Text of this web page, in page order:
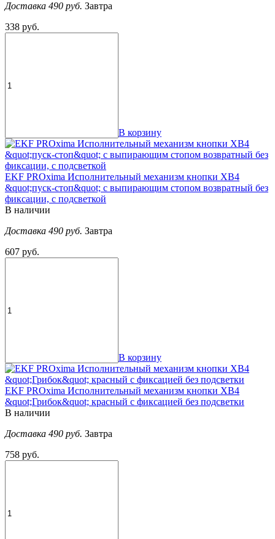
Доставка 490 руб. Завтра
338 руб.
В корзину
EKF PROxima Исполнительный механизм кнопки XB4
&quot;пуск-стоп&quot; с выпирающим стопом возвратный без
фиксации, с подсветкой
В наличии
Доставка 490 руб. Завтра
607 руб.
В корзину
EKF PROxima Исполнительный механизм кнопки XB4
&quot;Грибок&quot; красный с фиксацией без подсветки
В наличии
Доставка 490 руб. Завтра
758 руб.